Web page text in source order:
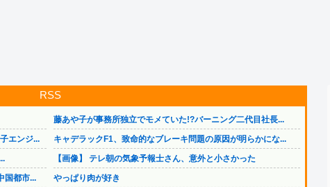
RSS
エンジ...
国都市...
藤あや子が事務所独立でモメていた!?バーニング二代目社長...
キャデラックF1、致命的なブレーキ問題の原因が明らかにな...
【画像】 テレ朝の気象予報士さん、意外と小さかった
やっぱり肉が好き